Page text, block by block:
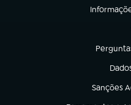
(abre em
(abre em
(abre
Sanções
(abre em